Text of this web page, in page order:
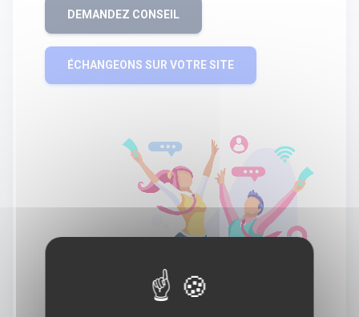
DEMANDEZ CONSEIL
ÉCHANGEONS SUR VOTRE SITE